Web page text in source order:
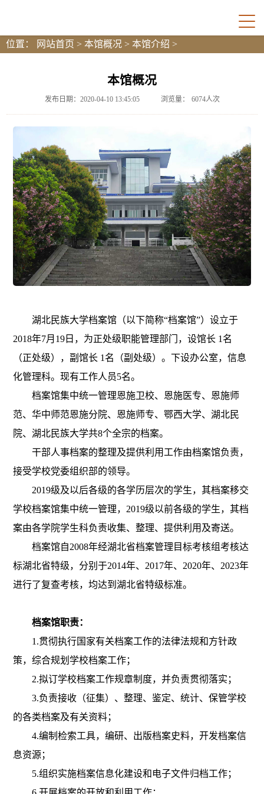
位置： 网站首页 > 本馆概况 > 本馆介绍 >
本馆概况
发布日期：2020-04-10 13:45:05 浏览量： 6074人次
湖北民族大学档案馆（以下简称“档案馆”）设立于
2018年7月19日，为正处级职能管理部门，设馆长 1名
（正处级），副馆长 1名（副处级）。下设办公室，信息
化管理科。现有工作人员5名。
档案馆集中统一管理恩施卫校、恩施医专、恩施师
范、华中师范恩施分院、恩施师专、鄂西大学、湖北民
院、湖北民族大学共8个全宗的档案。
干部人事档案的整理及提供利用工作由档案馆负责，
接受学校党委组织部的领导。
2019级及以后各级的各学历层次的学生，其档案移交
学校档案馆集中统一管理，2019级以前各级的学生，其档
案由各学院学生科负责收集、整理、提供利用及寄送。
档案馆自2008年经湖北省档案管理目标考核组考核达
标湖北省特级，分别于2014年、2017年、2020年、2023年
进行了复查考核，均达到湖北省特级标准。
档案馆职责：
1.贯彻执行国家有关档案工作的法律法规和方针政
策，综合规划学校档案工作；
2.拟订学校档案工作规章制度，并负责贯彻落实；
3.负责接收（征集）、整理、鉴定、统计、保管学校
的各类档案及有关资料；
4.编制检索工具，编研、出版档案史料，开发档案信
息资源；
5.组织实施档案信息化建设和电子文件归档工作；